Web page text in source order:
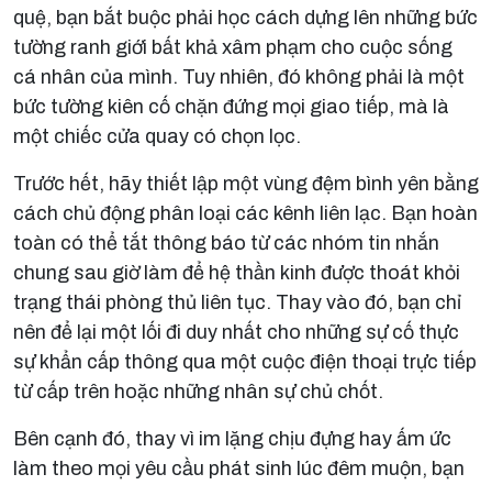
quệ, bạn bắt buộc phải học cách dựng lên những bức
tường ranh giới bất khả xâm phạm cho cuộc sống
cá nhân của mình. Tuy nhiên, đó không phải là một
bức tường kiên cố chặn đứng mọi giao tiếp, mà là
một chiếc cửa quay có chọn lọc.
Trước hết, hãy thiết lập một vùng đệm bình yên bằng
cách chủ động phân loại các kênh liên lạc. Bạn hoàn
toàn có thể tắt thông báo từ các nhóm tin nhắn
chung sau giờ làm để hệ thần kinh được thoát khỏi
trạng thái phòng thủ liên tục. Thay vào đó, bạn chỉ
nên để lại một lối đi duy nhất cho những sự cố thực
sự khẩn cấp thông qua một cuộc điện thoại trực tiếp
từ cấp trên hoặc những nhân sự chủ chốt.
Bên cạnh đó, thay vì im lặng chịu đựng hay ấm ức
làm theo mọi yêu cầu phát sinh lúc đêm muộn, bạn